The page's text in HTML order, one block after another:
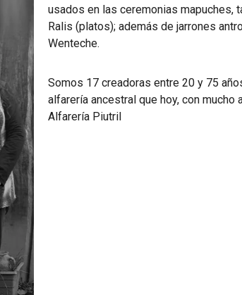
usados en las ceremonias mapuches,
Ralis (platos); además de jarrones
Wenteche.
Somos 17 creadoras entre 20 y 75
alfarería ancestral que hoy, con mucho
Alfarería Piutril